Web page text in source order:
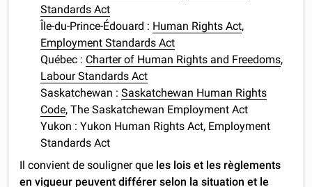
Standards Act
Île-du-Prince-Édouard : Human Rights Act,
Employment Standards Act
Québec : Charter of Human Rights and Freedoms,
Labour Standards Act
Saskatchewan :Saskatchewan Human Rights
Code, The Saskatchewan Employment Act
Yukon : Yukon Human Rights Act, Employment
Standards Act
Il convient de souligner que les lois et les règlements
en vigueur peuvent différer selon la situation et le